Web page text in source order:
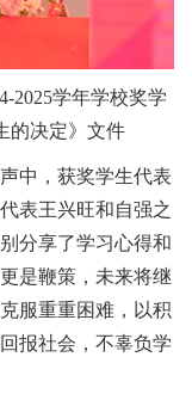
2025学年学校奖学
的决定》文件
中，获奖学生代表
表王兴旺和自强之
分享了学习心得和
是鞭策，未来将继
服重重困难，以积
报社会，不辜负学